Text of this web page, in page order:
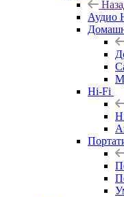
Аудио
Hi-Fi